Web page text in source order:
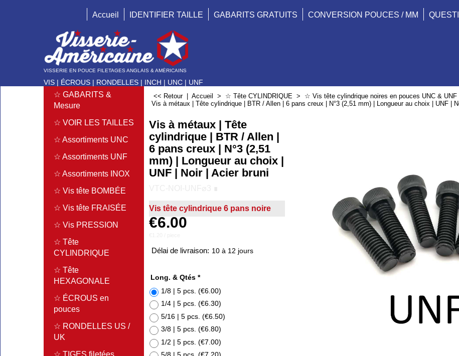
Accueil IDENTIFIER TAILLE GABARITS GRATUITS CONVERSION POUCES / MM
VISSERIE EN POUCE FILETAGES ANGLAIS & AMÉRICAINS
VIS | ÉCROUS | RONDELLES | INCH | UNC | UNF
☆ GABARITS &
Mesure
☆ VOIR LES TAILLES
☆ Assortiments UNC
☆ Assortiments UNF
☆ Assortiments INOX
☆ Vis tête BOMBÉE
☆ Vis tête FRAISÉE
☆ Vis PRESSION
☆ Tête
CYLINDRIQUE
☆ Tête
HEXAGONALE
☆ ÉCROUS en
pouces
☆ RONDELLES US /
UK
☆ TIGES filetées
<< Retour Accueil > ☆ Tête CYLINDRIQUE > ☆ Vis tête cylindrique noires en pouces UNC & UNF
Vis à métaux | Tête cylindrique | BTR / Allen | 6 pans creux | N°3 (2,51 mm) | Longueur au choix | UNF |
Vis à métaux | Tête
cylindrique | BTR / Allen |
6 pans creux | N°3 (2,51
mm) | Longueur au choix |
UNF | Noir | Acier bruni
Vis tête cylindrique 6 pans noire
€6.00
Délai de livraison: 10 à 12 jours
Long. & Qtés *
1/8 | 5 pcs. (€6.00)
1/4 | 5 pcs. (€6.30)
5/16 | 5 pcs. (€6.50)
3/8 | 5 pcs. (€6.80)
1/2 | 5 pcs. (€7.00)